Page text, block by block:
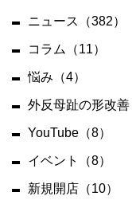
ニュース（382）
コラム（11）
悩み（4）
外反母趾の形改善
YouTube（8）
イベント（8）
新規開店（10）